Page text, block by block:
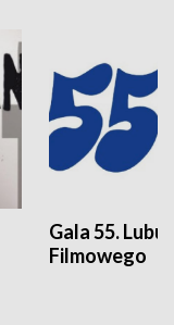
Gala 55.
Filmowego